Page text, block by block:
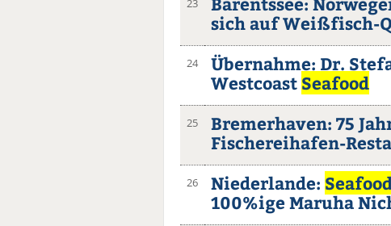
23
sich auf Weißfisch-
24
Übernahme: Dr.
Westcoast Seafood
25
Bremerhaven: 75
Fischereihafen-
26 Niederlande:
100%ige Maruha